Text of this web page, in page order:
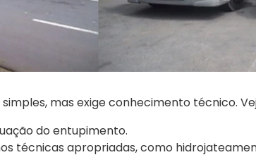
mas exige conhecimento técnico.
do entupimento.
técnicas apropriadas, como